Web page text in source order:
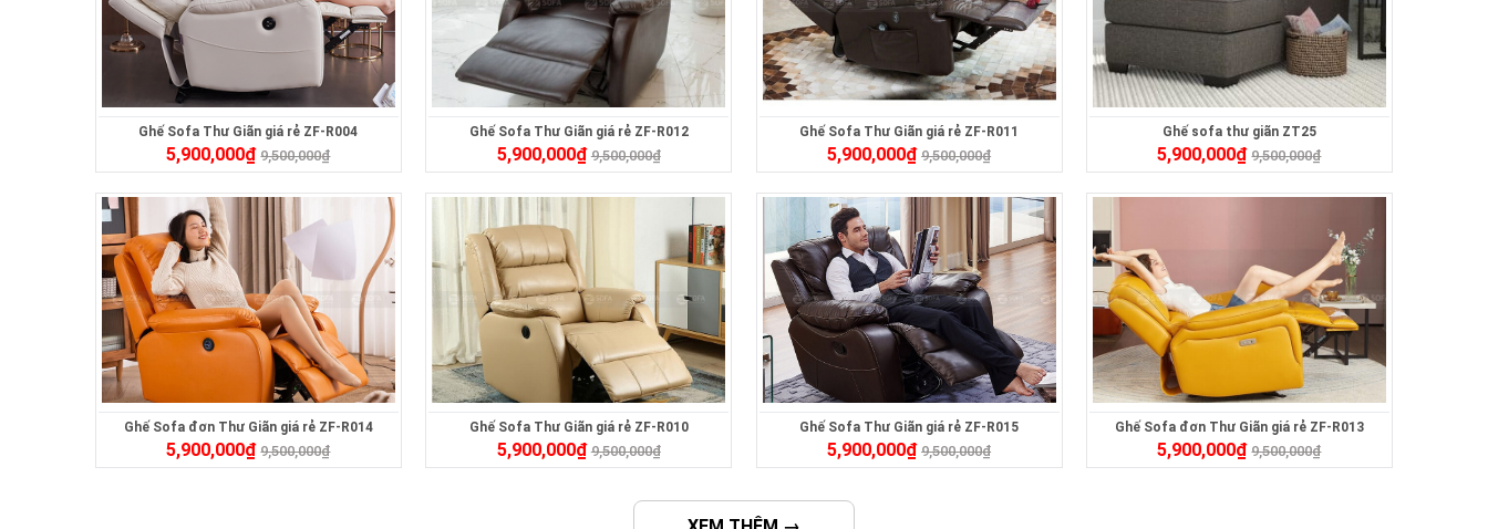
Ghế Sofa Thư Giãn giá rẻ ZF-R004
5,900,000₫ 9,500,000₫
Ghế Sofa Thư Giãn giá rẻ ZF-R012
5,900,000₫ 9,500,000₫
Ghế Sofa Thư Giãn giá rẻ ZF-R011
5,900,000₫ 9,500,000₫
Ghế sofa thư giãn ZT25
5,900,000₫ 9,500,000₫
Ghế Sofa đơn Thư Giãn giá rẻ ZF-R014
5,900,000₫ 9,500,000₫
Ghế Sofa Thư Giãn giá rẻ ZF-R010
5,900,000₫ 9,500,000₫
Ghế Sofa Thư Giãn giá rẻ ZF-R015
5,900,000₫ 9,500,000₫
Ghế Sofa đơn Thư Giãn giá rẻ ZF-R013
5,900,000₫ 9,500,000₫